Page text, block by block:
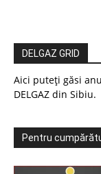
DELGAZ GRID
Aici puteți găsi
DELGAZ din Sibiu.
Pentru